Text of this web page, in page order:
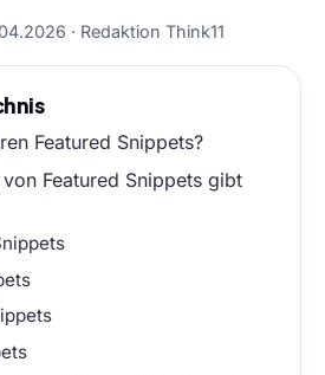
· Redaktion Think11
Featured Snippets?
Featured Snippets gibt